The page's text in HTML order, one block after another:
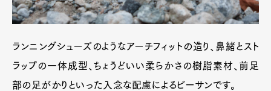
ランニングシューズのようなアーチフィットの造り、鼻緒とスト
ラップの一体成型、ちょうどいい柔らかさの樹脂素材、前足
部の足がかりといった入念な配慮によるビーサンです。